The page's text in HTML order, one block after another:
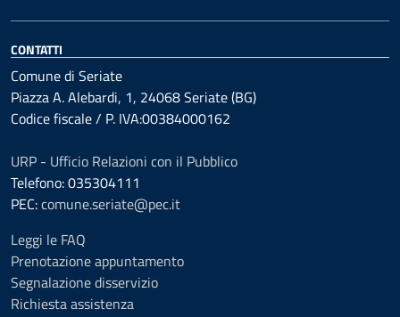
CONTATTI
Comune di Seriate
Piazza A. Alebardi, 1, 24068 Seriate (BG)
Codice fiscale / P. IVA:00384000162
URP - Ufficio Relazioni con il Pubblico
Telefono: 035304111
PEC:comune.seriate@pec.it
Leggi le FAQ
Prenotazione appuntamento
Segnalazione disservizio
Richiesta assistenza